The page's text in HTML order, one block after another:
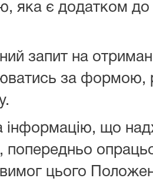
яка є додатком
запит на
за формою,
інформацію, що
цього